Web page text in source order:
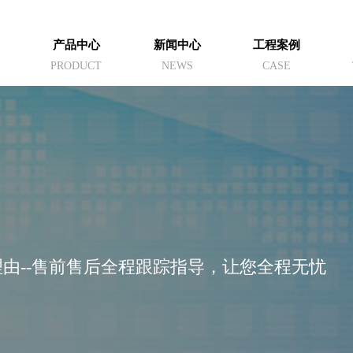
产品中心
PRODUCT
新闻中心
NEWS
工程案例
CASE
--售前售后全程跟踪指导，让您全程无忧